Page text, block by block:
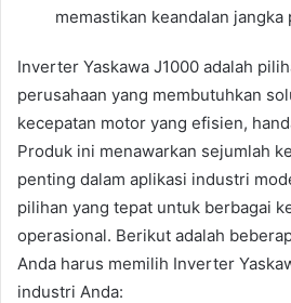
memastikan keandalan jangka
Inverter Yaskawa J1000 adalah
perusahaan yang membutuhkan
kecepatan motor yang efisien,
Produk ini menawarkan sejumlah
penting dalam aplikasi industri
pilihan yang tepat untuk berbagai
operasional. Berikut adalah
Anda harus memilih Inverter
industri Anda: